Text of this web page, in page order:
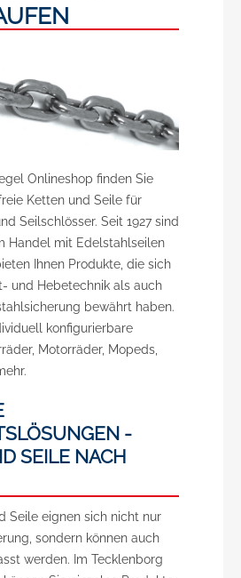
Sandsäcken,
u.v.m. geeignet.
34 4890 13 36 44 8000
Onlineshop finden Sie
Ketten und Seile für
Seilschlösser. Seit 1927 sind
Handel mit Edelstahlseilen
Ihnen Produkte, die sich
und Hebetechnik als auch
bewährt haben.
konfigurierbare
Motorräder, Mopeds,
-
SEILE NACH
Seile eignen sich nicht nur
sondern können auch
werden. Im Tecklenborg